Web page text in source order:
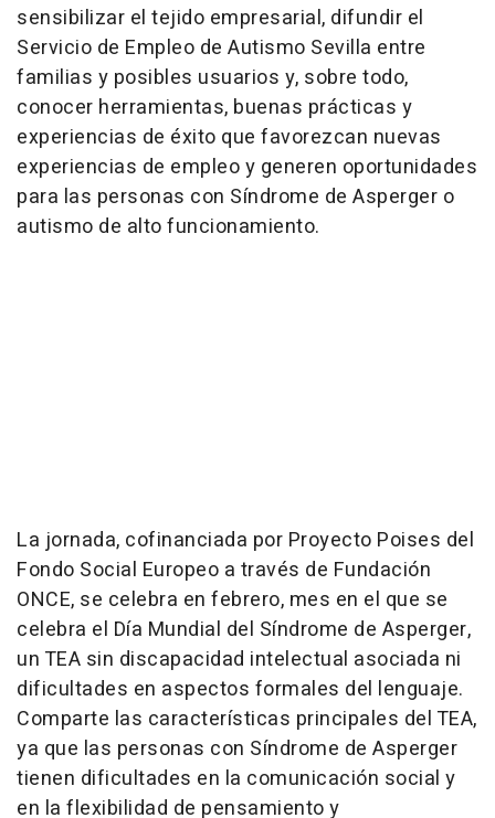
sensibilizar el tejido empresarial, difundir el
Servicio de Empleo de Autismo Sevilla entre
familias y posibles usuarios y, sobre todo,
conocer herramientas, buenas prácticas y
experiencias de éxito que favorezcan nuevas
experiencias de empleo y generen oportunidades
para las personas con Síndrome de Asperger o
autismo de alto funcionamiento.
La jornada, cofinanciada por Proyecto Poises del
Fondo Social Europeo a través de Fundación
ONCE, se celebra en febrero, mes en el que se
celebra el Día Mundial del Síndrome de Asperger,
un TEA sin discapacidad intelectual asociada ni
dificultades en aspectos formales del lenguaje.
Comparte las características principales del TEA,
ya que las personas con Síndrome de Asperger
tienen dificultades en la comunicación social y
en la flexibilidad de pensamiento y